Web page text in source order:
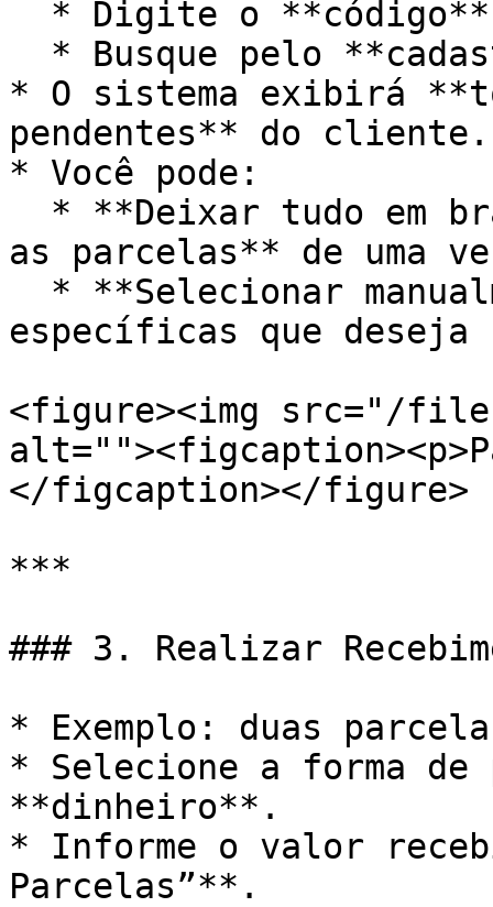
* O sistema exibirá
pendentes** do cliente.
* Você pode:
as parcelas** de uma
específicas que deseja
<figure><img src="/files/
</figcaption></figure>
***
### 3. Realizar
* Exemplo: duas
* Selecione a forma de
**dinheiro**.
* Informe o valor
Parcelas”**.